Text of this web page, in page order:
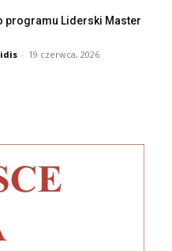
programu Liderski Master
- 19 czerwca, 2026